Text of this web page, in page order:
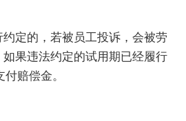
定的，若被员工投诉，会被劳
果违法约定的试用期已经履行
赔偿金。